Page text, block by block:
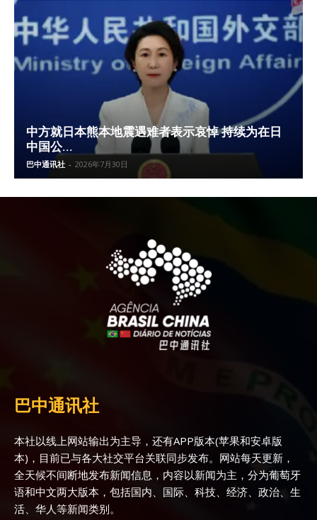
中方就日本熊本地震遇难者表示哀悼 持续为在日
中国公...
巴中通讯社 - 2026年7月30日
巴中通讯社
本社以线上网站输出为主导，还有APP版本(苹果和安卓版
本)，目前已与各大社交平台关联同步发布。网站每天更新，
全天候不间断地发布新闻信息，内容以新闻为主，分为葡萄牙
语和中文两大版本，包括国内、国际、科技、经济、政治、生
活、华人等新闻类别。